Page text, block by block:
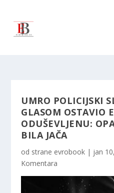
UMRO POLICIJSKI
GLASOM OSTAVIO
ODUŠEVLJENU:
BILA JAČA
od strane evrobook | jan
Komentara